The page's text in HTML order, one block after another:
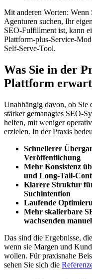
Mit anderen Worten: Wenn
Agenturen suchen, Ihr
SEO‑Fulfillment ist, kann
Self‑Serve‑Tool.
Was Sie in der
Plattform
Unabhängig davon, ob Sie
stärker gemanagtes
helfen, mit weniger
erzielen. In der Praxis
Schnellerer
Veröffentlichung
Mehr Konsistenz
und
Klarere Struktur
Suchintention
Laufende
Mehr skalierbare
wachsenden
Das sind die Ergebnisse,
wenn sie Margen und
wollen. Für praxisnahe
sehen Sie sich die